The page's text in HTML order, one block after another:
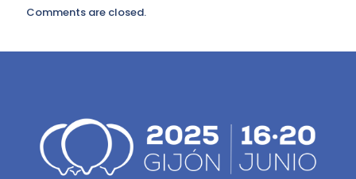
Comments are closed.